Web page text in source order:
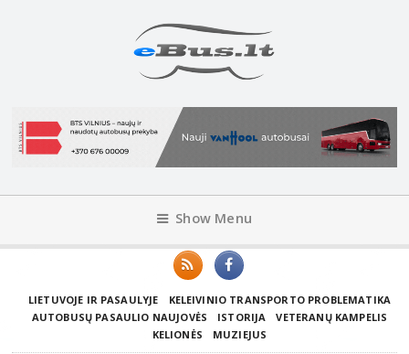
Show Menu
LIETUVOJE IR PASAULYJE
KELEIVINIO TRANSPORTO PROBLEMATIKA
AUTOBUSŲ PASAULIO NAUJOVĖS
ISTORIJA
VETERANŲ KAMPELIS
KELIONĖS
MUZIEJUS